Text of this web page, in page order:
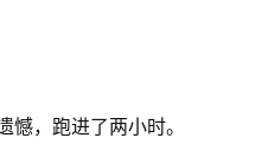
，跑进了两小时。